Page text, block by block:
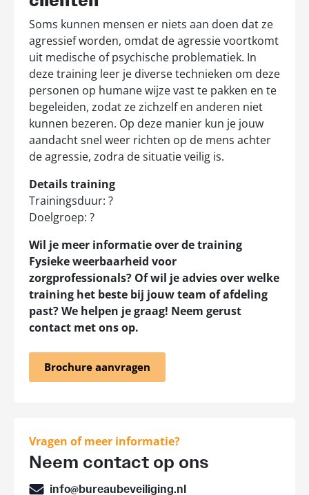
Soms kunnen mensen er niets aan doen dat ze
agressief worden, omdat de agressie voortkomt
uit medische of psychische problematiek. In
deze training leer je diverse technieken om deze
personen op humane wijze vast te pakken en te
begeleiden, zodat ze zichzelf en anderen niet
kunnen bezeren. Op deze manier kun je jouw
aandacht snel weer richten op de mens achter
de agressie, zodra de situatie veilig is.
Details training
Trainingsduur: ?
Doelgroep: ?
Wil je meer informatie over de training
Fysieke weerbaarheid voor
zorgprofessionals? Of wil je advies over welke
training het beste bij jouw team of afdeling
past? We helpen je graag! Neem gerust
contact met ons op.
Brochure aanvragen
Vragen of meer informatie?
Neem contact op ons
info@bureaubeveiliging.nl